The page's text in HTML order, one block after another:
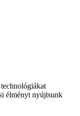
élményt nyújtsunk